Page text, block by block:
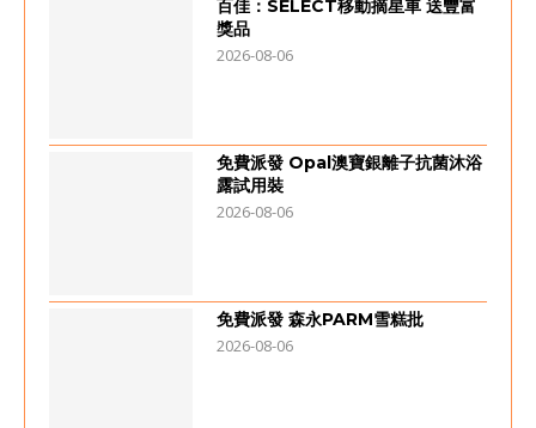
百佳：SELECT移動摘星車 送豐富
獎品
2026-08-06
免費派發 Opal澳寶銀離子抗菌沐浴
露試用裝
2026-08-06
免費派發 森永PARM雪糕批
2026-08-06